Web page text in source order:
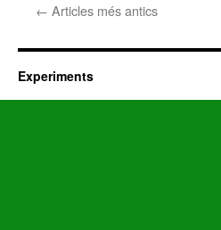
← Articles més antics
Experiments